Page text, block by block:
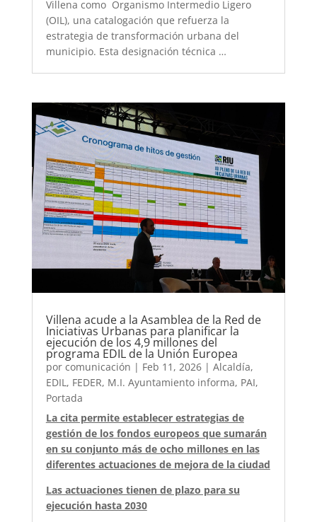
Villena como Organismo Intermedio Ligero
(OIL), una catalogación que refuerza la
estrategia de transformación urbana del
municipio. Esta designación técnica …
Villena acude a la Asamblea de la Red de
Iniciativas Urbanas para planificar la
ejecución de los 4,9 millones del
programa EDIL de la Unión Europea
por comunicación | Feb 11, 2026| Alcaldía,
EDIL, FEDER, M.I. Ayuntamiento informa, PAI,
Portada
La cita permite establecer estrategias de
gestión de los fondos europeos que sumarán
en su conjunto más de ocho millones en las
diferentes actuaciones de mejora de la ciudad
Las actuaciones tienen de plazo para su
ejecución hasta 2030